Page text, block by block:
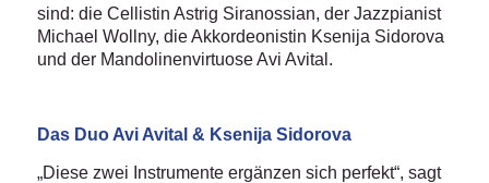
sind: die Cellistin Astrig Siranossian, der Jazzpianist
Michael Wollny, die Akkordeonistin Ksenija Sidorova
und der Mandolinenvirtuose Avi Avital.
Das Duo Avi Avital & Ksenija Sidorova
„Diese zwei Instrumente ergänzen sich perfekt“, sagt